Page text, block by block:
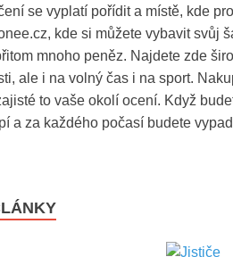
se vyplatí pořídit a místě, kde
kde si můžete vybavit svůj
mnoho peněz. Najdete zde
ale i na volný čas i na sport.
to vaše okolí ocení. Když
a za každého počasí budete